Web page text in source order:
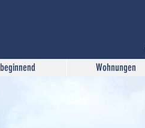
beginnend Wohnungen